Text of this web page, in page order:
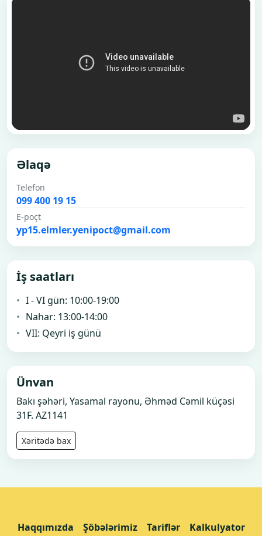
Əlaqə
Telefon
099 400 19 15
E-poçt
yp15.elmler.yenipoct@gmail.com
İş saatları
I - VI gün: 10:00-19:00
Nahar: 13:00-14:00
VII: Qeyri iş günü
Ünvan
Bakı şəhəri, Yasamal rayonu, Əhməd Cəmil küçəsi
31F. AZ1141
Xəritədə bax
Haqqımızda Şöbələrimiz Tariflər Kalkulyator